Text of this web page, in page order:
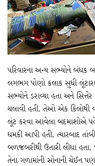
પરિવારના અન્ય સભ્યોને બંધક
લગભગ પોણો કલાક સુધી
સભ્યોને ડરાવ્યા હતા અને
ચલાવી હતી. તેઓ એક કિલોથી
લૂંટ કરવા આવેલા બદમાશોએ
ધમકી આપી હતી. ત્યારબાદ
બળજબરીથી ઉતારી લીધા
તેના ગળામાંની સોનાની ચેઈન